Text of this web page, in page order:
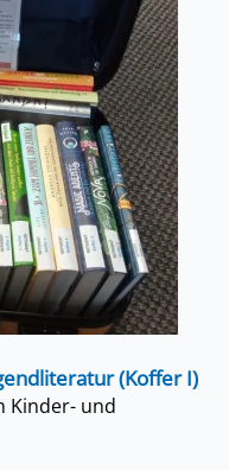
(Koffer I)
Kinder- und